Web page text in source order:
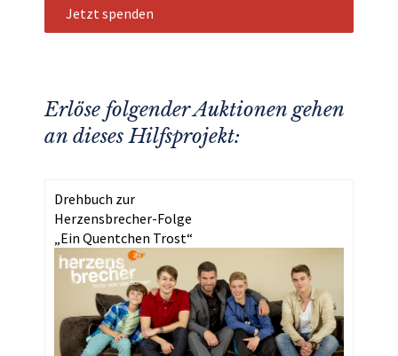
Jetzt spenden
Erlöse folgender Auktionen gehen
an dieses Hilfsprojekt:
Drehbuch zur
Herzensbrecher-Folge
„Ein Quentchen Trost“